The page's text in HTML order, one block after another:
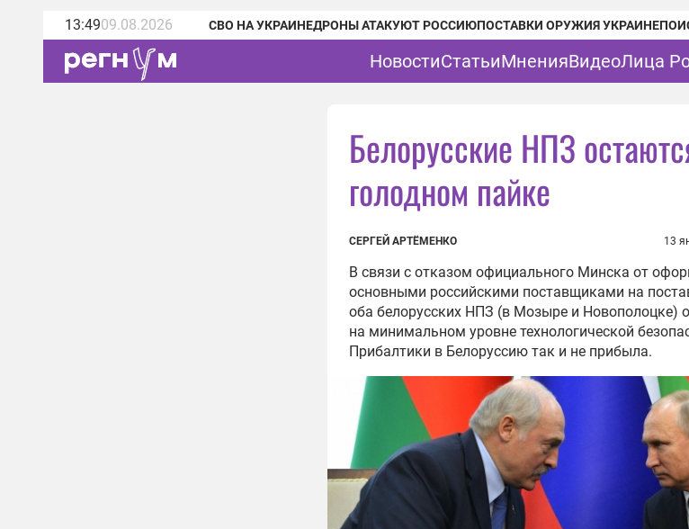
13:4909.08.2026 СВО НА УКРАИНЕДРОНЫ АТАКУЮТ РОССИЮПОСТАВКИ ОРУЖИЯ УКРАИНЕ
НовостиСтатьиМненияВидеоЛица
Белорусские НПЗ
голодном пайке
СЕРГЕЙ АРТЁМЕНКО 13
В связи с отказом официального Минска от
основными российскими поставщиками на
оба белорусских НПЗ (в Мозыре и Новополоцке)
на минимальном уровне технологической
Прибалтики в Белоруссию так и не прибыла.